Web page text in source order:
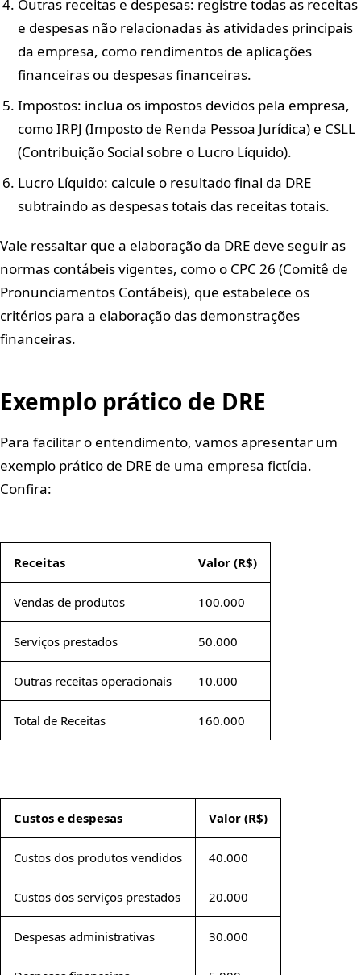
Outras receitas e despesas: registre todas as receitas
e despesas não relacionadas às atividades principais
da empresa, como rendimentos de aplicações
financeiras ou despesas financeiras.
Impostos: inclua os impostos devidos pela empresa,
como IRPJ (Imposto de Renda Pessoa Jurídica) e CSLL
(Contribuição Social sobre o Lucro Líquido).
Lucro Líquido: calcule o resultado final da DRE
subtraindo as despesas totais das receitas totais.
Vale ressaltar que a elaboração da DRE deve seguir as
normas contábeis vigentes, como o CPC 26 (Comitê de
Pronunciamentos Contábeis), que estabelece os
critérios para a elaboração das demonstrações
financeiras.
Exemplo prático de DRE
Para facilitar o entendimento, vamos apresentar um
exemplo prático de DRE de uma empresa fictícia.
Confira:
Receitas Valor (R$)
Vendas de produtos 100.000
Serviços prestados 50.000
Outras receitas operacionais 10.000
Total de Receitas 160.000
Custos e despesas Valor (R$)
Custos dos produtos vendidos 40.000
Custos dos serviços prestados 20.000
Despesas administrativas 30.000